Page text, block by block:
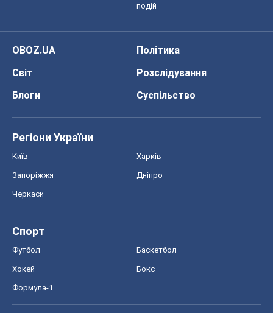
подій
OBOZ.UA
Політика
Світ
Розслідування
Блоги
Суспільство
Регіони України
Київ Харків
Запоріжжя Дніпро
Черкаси
Спорт
Футбол Баскетбол
Хокей Бокс
Формула-1